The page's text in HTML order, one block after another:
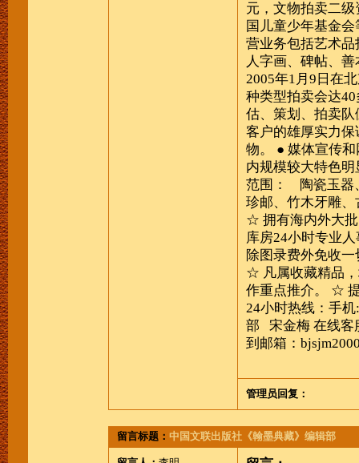
元，文物拍卖二
国儿童少年基金
营业务包括艺术
人字画、碑帖、
2005年1月9日在
种类型拍卖会达
估、策划、拍卖
客户的雄厚实力
物。 ● 媒体宣传
内规模较大特色
范围：
陶瓷玉器
珍邮、竹木牙雕
☆ 拥有海内外大
库房24小时专业
除图录费外免收
☆ 凡属收藏精品
作重点推介。 ☆
24小时热线：手
部 宋金梅 在线客
到邮箱：
管理员回复：
留言标题： 中国文联出版社《翰墨典藏》编辑部